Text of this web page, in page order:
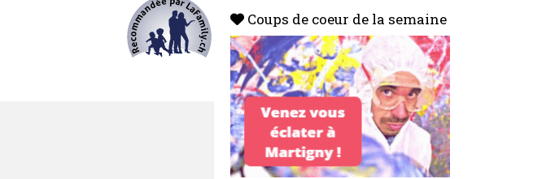
Coups de coeur de la semaine